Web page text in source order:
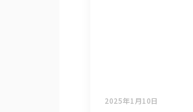
2025年1月10日